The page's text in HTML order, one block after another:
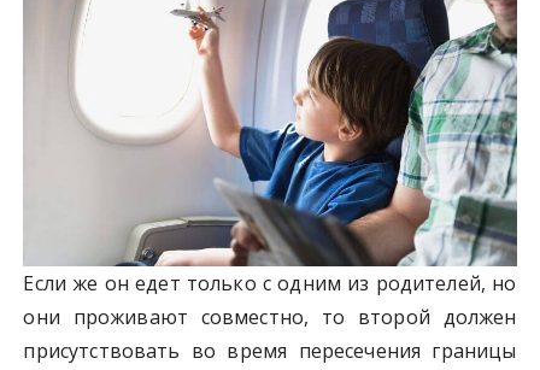
Если же он едет только с одним из родителей, но
они проживают совместно, то второй должен
присутствовать во время пересечения границы